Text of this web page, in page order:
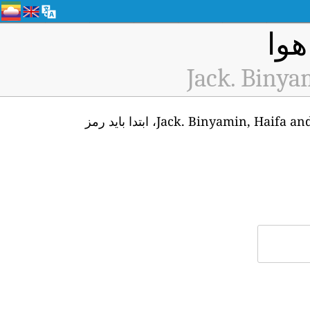
Jack.
برای دسترسی به API داده‌های بی‌درنگ ایستگاه پایش کیفیت هوای Jack. Binyamin, Haifa and Iscariot (ID: H2951)، ابتدا باید رمز